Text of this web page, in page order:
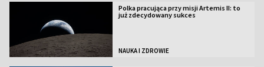
Polka pracująca przy misji Artemis II: to
już zdecydowany sukces
NAUKA I ZDROWIE